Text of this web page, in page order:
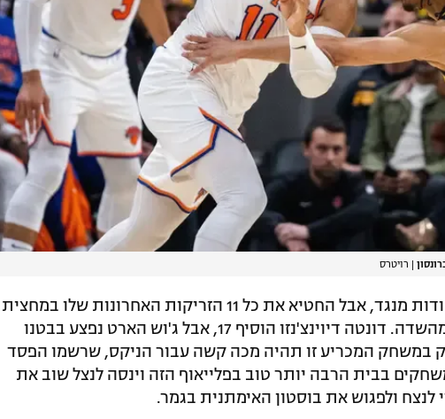
| רויטרס
ג'יילן ברונסון קלע אומנם 31 נקודות מנגד, אבל החטיא את כל 11 הזריקות האחרונות שלו במחצית
הראשונה ודייק רק ב-11 מ-26 מהשדה. דונטה דיוינצ'נזו הוסיף 17, אבל ג'וש הארט נפצע בבטנו
במשחק המכריע זו תהיה מכה קשה עבור הניקס, שרשמו הפסד
בבית הרבה יותר טוב בפלייאוף הזה וינסה לנצל שוב את
לנצח ולפגוש את בוסטון האימתנית בגמר.